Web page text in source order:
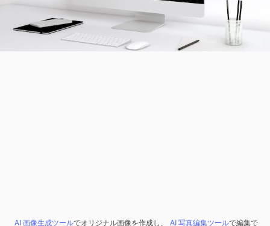
AI 画像生成ツールでオリジナル画像を作成し、 AI 写真編集ツールで編集で